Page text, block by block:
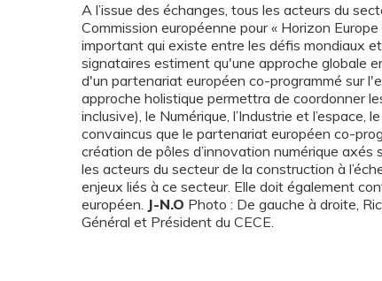
A l’issue des échanges, tous les acteurs du
Commission européenne pour « Horizon
important qui existe entre les défis mondiaux
signataires estiment qu'une approche globale
d'un partenariat européen co-programmé sur
approche holistique permettra de coordonner
inclusive), le Numérique, l’Industrie et
convaincus que le partenariat européen co-
création de pôles d’innovation numérique
les acteurs du secteur de la construction à
enjeux liés à ce secteur. Elle doit également
européen. J-N.O Photo : De gauche à droite,
Général et Président du CECE.